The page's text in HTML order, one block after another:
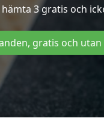
3 gratis och
gratis och